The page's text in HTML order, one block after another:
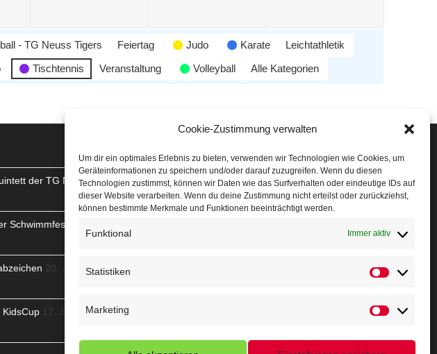
Cookie-Zustimmung verwalten
Um dir ein optimales Erlebnis zu bieten, verwenden wir Technologien wie Cookies, um
Geräteinformationen zu speichern und/oder darauf zuzugreifen. Wenn du diesen
Technologien zustimmst, können wir Daten wie das Surfverhalten oder eindeutige IDs auf
dieser Website verarbeiten. Wenn du deine Zustimmung nicht erteilst oder zurückziehst,
können bestimmte Merkmale und Funktionen beeinträchtigt werden.
Funktional Immer aktiv
Statistiken
Marketing
- TG Neuss Tigers Feiertag Judo Karate
Leichtathletik
Tischtennis Veranstaltung Volleyball Alle Kategorien
der TG Neuss
Schwimmfest in
20. Juli
17. Juli
Höffner Run
Schnuppertag
Terminkalender
Nikolaus-Crosslauf
Capoeira Camp